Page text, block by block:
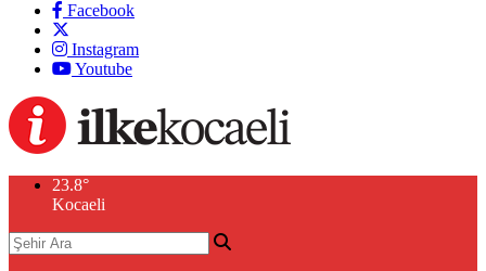
Facebook
Instagram
Youtube
23.8°
Kocaeli